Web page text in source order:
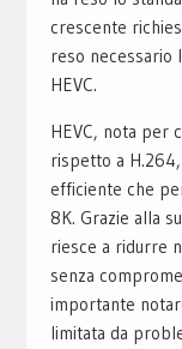
crescente
reso necessario
HEVC.
HEVC, nota per
rispetto a
efficiente che
8K. Grazie alla
riesce a ridurre
senza
importante
limitata da